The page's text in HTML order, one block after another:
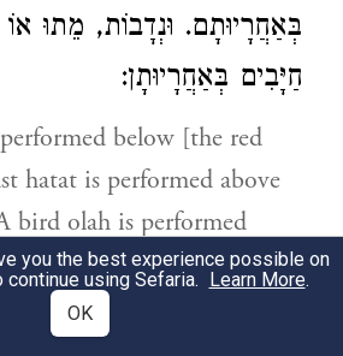
בְּאַחֲרָיוּתָם. וּנְדָבוֹת, מֵתוּ אוֹ
חַיָּבִים בְּאַחֲרָיוּתָן:
below [the red
hatat is performed above
bird olah is performed
olah below. If he changed
either, then the offering
you the best experience possible on
continue using Sefaria. Learn More.
OK